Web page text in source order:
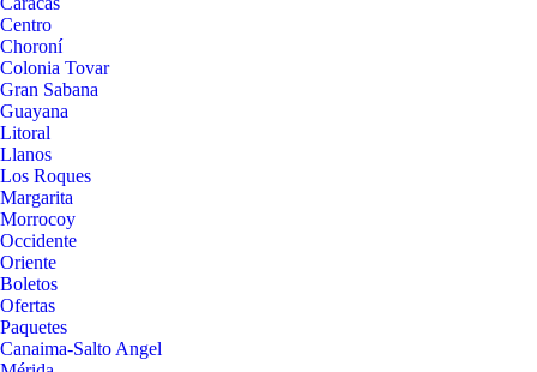
Centro
Choroní
Colonia Tovar
Gran Sabana
Guayana
Litoral
Llanos
Los Roques
Margarita
Morrocoy
Occidente
Oriente
Boletos
Ofertas
Paquetes
Canaima-Salto Angel